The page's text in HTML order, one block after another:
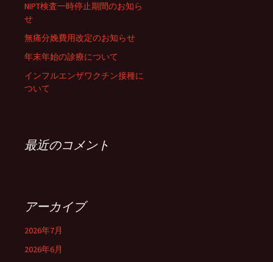
NIPT検査一時停止期間のお知ら
せ
無痛分娩費用改定のお知らせ
年末年始の診療について
インフルエンザワクチン接種に
ついて
最近のコメント
アーカイブ
2026年7月
2026年6月